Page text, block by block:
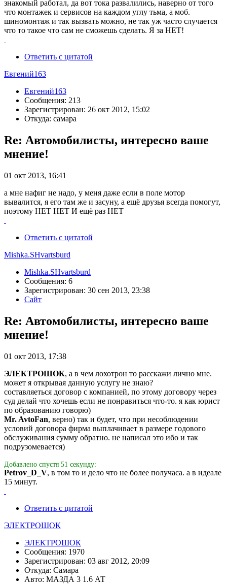
знакомый работал, да вот тока развалились, наверно от того
что монтажек и сервисов на каждом углу тьма, а моб.
шиномонтаж и так вызвать можно, не так уж часто случается
что то такое что сам не сможешь сделать. Я за НЕТ!
Ответить с цитатой
Евгений163
Евгений163
Сообщения: 213
Зарегистрирован: 26 окт 2012, 15:02
Откуда: самара
Re: Автомобилисты, интересно ваше
мнение!
01 окт 2013, 16:41
а мне нафиг не надо, у меня даже если в поле мотор
вывалится, я его там же и засуну, а ещё друзья всегда помогут,
поэтому НЕТ НЕТ И ещё раз НЕТ
Ответить с цитатой
Mishka.SHvartsburd
Mishka.SHvartsburd
Сообщения: 6
Зарегистрирован: 30 сен 2013, 23:38
Сайт
Re: Автомобилисты, интересно ваше
мнение!
01 окт 2013, 17:38
ЭЛЕКТРОШОК, а в чем лохотрон то расскажи лично мне.
может я открывая данную услугу не знаю?
составляеться договор с компанией, по этому договору через
суд делай что хочешь если не понравиться что-то. я как юрист
по образованию говорю)
Mr. AvtoFan, верно) так и будет, что при несоблюдении
условий договора фирма выплачивает в размере годового
обслуживания сумму обратно. не написал это ибо и так
подрузомевается)
Добавлено спустя 51 секунду:
Petrov_D_V, в том то и дело что не более получаса. а в идеале
15 минут.
Ответить с цитатой
ЭЛЕКТРОШОК
ЭЛЕКТРОШОК
Сообщения: 1970
Зарегистрирован: 03 авг 2012, 20:09
Откуда: Самара
Авто: МАЗДА 3 1.6 АТ